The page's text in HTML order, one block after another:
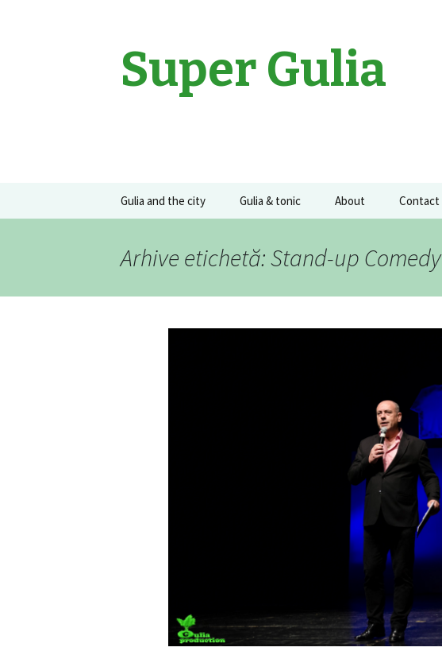
Super Gulia
Sari
Gulia and the city Gulia & tonic About Contact
Arhive etichetă: Stand-up Comedy